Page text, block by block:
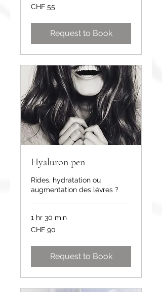
55
Swiss
CHF 55
Request to Book
Hyaluron pen
Rides, hydratation ou
augmentation des lèvres ?
1 hr 30 min
90
Swiss
CHF 90
Request to Book